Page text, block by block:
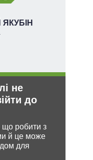
ЯКУБІН
не
до
що робити з
й це може
для